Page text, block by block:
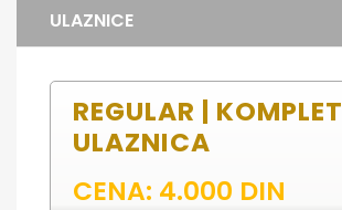
ULAZNICE
REGULAR | KOMPLET
ULAZNICA
CENA: 4.000 DIN